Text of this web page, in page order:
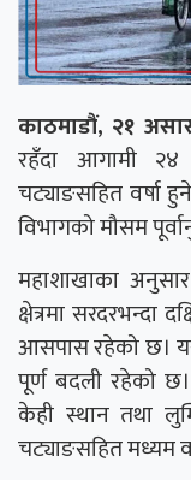
काठमाडौं, २१
रहँदा आगामी २४
चट्याङसहित वर्षा
विभागको मौसम
महाशाखाका
क्षेत्रमा सरदरभन्दा
आसपास रहेको छ।
पूर्ण बदली रहेको
केही स्थान तथा
चट्याङसहित मध्यम